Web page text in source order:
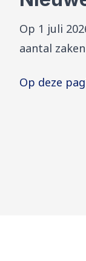
Op 1 juli
aantal
Op deze